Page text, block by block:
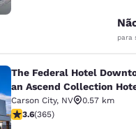
para
Hotel
The Federal Hotel
an Ascend Collection
Carson City, NV
0.57 km
classificação 3.56 estrelas.
3.6(365)